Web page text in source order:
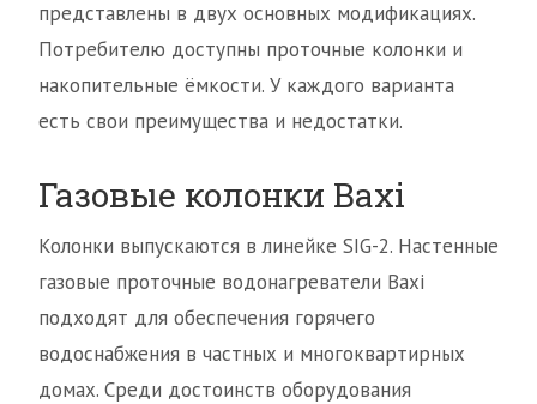
представлены в двух основных модификациях.
Потребителю доступны проточные колонки и
накопительные ёмкости. У каждого варианта
есть свои преимущества и недостатки.
Газовые колонки Baxi
Колонки выпускаются в линейке SIG-2. Настенные
газовые проточные водонагреватели Baxi
подходят для обеспечения горячего
водоснабжения в частных и многоквартирных
домах. Среди достоинств оборудования